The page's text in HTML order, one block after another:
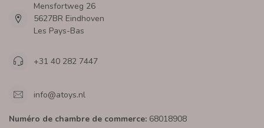
Mensfortweg 26
5627BR Eindhoven
Les Pays-Bas
+31 40 282 7447
info@atoys.nl
Numéro de chambre de commerce: 68018908